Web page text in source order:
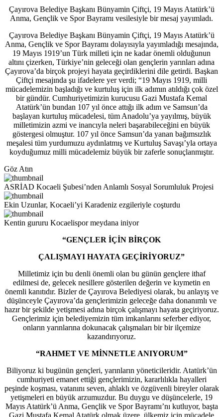
Çayırova Belediye Başkanı Bünyamin Çiftçi, 19 Mayıs Atatürk’ü
Anma, Gençlik ve Spor Bayramı vesilesiyle bir mesaj yayımladı.
Çayırova Belediye Başkanı Bünyamin Çiftçi, 19 Mayıs Atatürk’ü
Anma, Gençlik ve Spor Bayramı dolayısıyla yayımladığı mesajında,
19 Mayıs 1919’un Türk milleti için ne kadar önemli olduğunun
altını çizerken, Türkiye’nin geleceği olan gençlerin yarınları adına
Çayırova’da birçok projeyi hayata geçirdiklerini dile getirdi. Başkan
Çiftçi mesajında şu ifadelere yer verdi; “19 Mayıs 1919, milli
mücadelemizin başladığı ve kurtuluş için ilk adımın atıldığı çok özel
bir gündür. Cumhuriyetimizin kurucusu Gazi Mustafa Kemal
Atatürk’ün bundan 107 yıl önce attığı ilk adım ve Samsun’da
başlayan kurtuluş mücadelesi, tüm Anadolu’ya yayılmış, büyük
milletimizin azmi ve inancıyla neleri başarabileceğini en büyük
göstergesi olmuştur. 107 yıl önce Samsun’da yanan bağımsızlık
meşalesi tüm yurdumuzu aydınlatmış ve Kurtuluş Savaşı’yla ortaya
koyduğumuz milli mücadelemiz büyük bir zaferle sonuçlanmıştır.
Göz Atın
ASRİAD Kocaeli Şubesi’nden Anlamlı Sosyal Sorumluluk Projesi
Ekin Uzunlar, Kocaeli’yi Karadeniz ezgileriyle coşturdu
Kentin gururu Kocaelispor meydana iniyor
“GENÇLER İÇİN BİRÇOK
ÇALIŞMAYI HAYATA GEÇİRİYORUZ”
Milletimiz için bu denli önemli olan bu günün gençlere ithaf
edilmesi de, gelecek nesillere gösterilen değerin ve kıymetin en
önemli kanıtıdır. Bizler de Çayırova Belediyesi olarak, bu anlayış ve
düşünceyle Çayırova’da gençlerimizin geleceğe daha donanımlı ve
hazır bir şekilde yetişmesi adına birçok çalışmayı hayata geçiriyoruz.
Gençlerimiz için belediyemizin tüm imkanlarını seferber ediyor,
onların yarınlarına dokunacak çalışmaları bir bir ilçemize
kazandırıyoruz.
“RAHMET VE MİNNETLE ANIYORUM”
Biliyoruz ki bugünün gençleri, yarınların yöneticileridir. Atatürk’ün
cumhuriyeti emanet ettiği gençlerimizin, kararlılıkla hayalleri
peşinde koşması, vatanını seven, ahlaklı ve özgüvenli bireyler olarak
yetişmeleri en büyük arzumuzdur. Bu duygu ve düşüncelerle, 19
Mayıs Atatürk’ü Anma, Gençlik ve Spor Bayramı’nı kutluyor, başta